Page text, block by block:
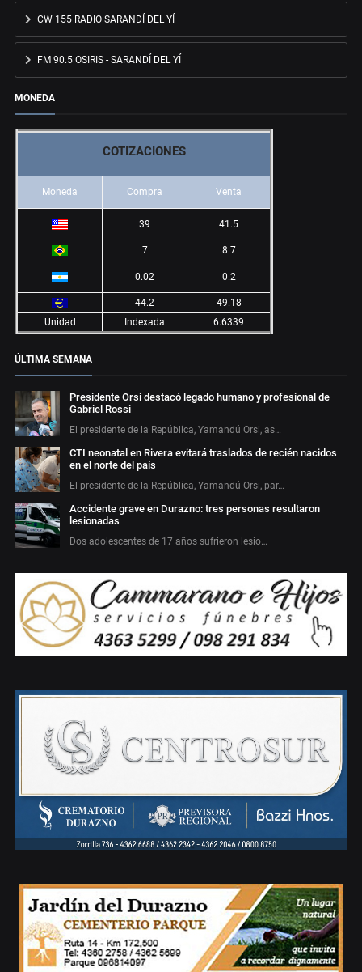
CW 155 RADIO SARANDÍ DEL YÍ
FM 90.5 OSIRIS - SARANDÍ DEL YÍ
MONEDA
COTIZACIONES
Moneda Compra Venta
39 41.5
7 8.7
0.02 0.2
44.2
49.18
Unidad
Indexada 6.6339
ÚLTIMA SEMANA
Presidente Orsi destacó legado humano y profesional de
Gabriel Rossi
El presidente de la República, Yamandú Orsi, as…
CTI neonatal en Rivera evitará traslados de recién nacidos
en el norte del país
El presidente de la República, Yamandú Orsi, par…
Accidente grave en Durazno: tres personas resultaron
lesionadas
Dos adolescentes de 17 años sufrieron lesio…